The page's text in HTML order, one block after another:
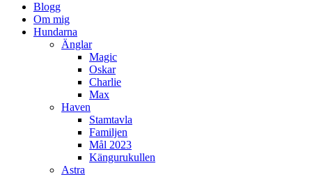
Blogg
Om mig
Hundarna
Änglar
Magic
Oskar
Charlie
Max
Haven
Stamtavla
Familjen
Mål 2023
Kängurukullen
Astra